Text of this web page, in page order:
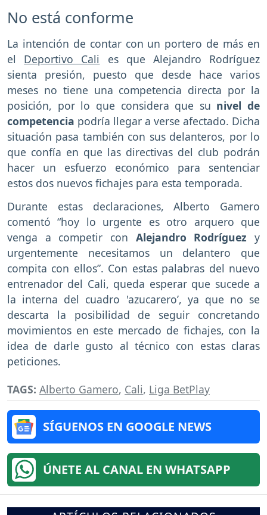
No está conforme
La intención de contar con un portero de más en
el Deportivo Cali es que Alejandro Rodríguez
sienta presión, puesto que desde hace varios
meses no tiene una competencia directa por la
posición, por lo que considera que su nivel de
competencia podría llegar a verse afectado. Dicha
situación pasa también con sus delanteros, por lo
que confía en que las directivas del club podrán
hacer un esfuerzo económico para sentenciar
estos dos nuevos fichajes para esta temporada.
Durante estas declaraciones, Alberto Gamero
comentó “hoy lo urgente es otro arquero que
venga a competir con Alejandro Rodríguez y
urgentemente necesitamos un delantero que
compita con ellos”. Con estas palabras del nuevo
entrenador del Cali, queda esperar que sucede a
la interna del cuadro 'azucarero’, ya que no se
descarta la posibilidad de seguir concretando
movimientos en este mercado de fichajes, con la
idea de darle gusto al técnico con estas claras
peticiones.
TAGS: Alberto Gamero, Cali, Liga BetPlay
SÍGUENOS EN GOOGLE NEWS
ÚNETE AL CANAL EN WHATSAPP